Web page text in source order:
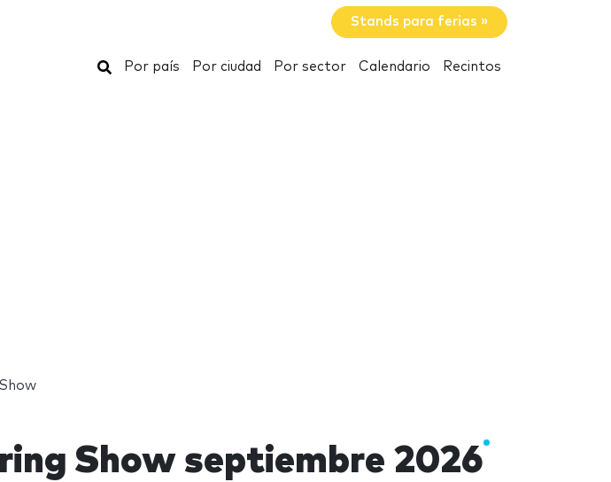
Stands para ferias »
Buscar
Por país Por ciudad Por sector Calendario Recintos
Show septiembre 2026